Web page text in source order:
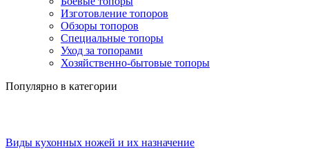
Изготовление топоров
Обзоры топоров
Специальные топоры
Уход за топорами
Хозяйственно-бытовые топоры
Популярно в категории
Виды кухонных ножей и их назначение